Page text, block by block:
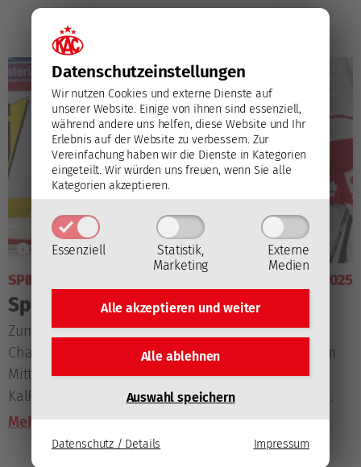
Datenschutz­einstellungen
Wir nutzen Cookies und externe Dienste auf
unserer Website. Einige von ihnen sind essenziell,
während andere uns helfen, diese Website und Ihr
Erlebnis auf der Website zu verbessern. Zur
Vereinfachung haben wir die Dienste in Kategorien
eingeteilt. Wir würden uns freuen, wenn Sie alle
Kategorien akzeptieren.
Essenziell
Statistik,
Marketing
Externe
Medien
Alle akzeptieren undweiter
Alle ablehnen
Auswahl speichern
Datenschutz / Details Impressum
SPIELVORSCHAU 14. Oktober 2025
Spielinfos #KALKAC
Zum Abschluss des Grunddurchgangs in der
Champions Hockey League treten die Rotjacken am
Mittwochabend auswärts beim finnischen Meister
KalPa Kuopio an, der heuer bisher alle seine CHL-
Spiele gewonnen hat.
Mehr lesen